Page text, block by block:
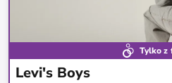
Tylko z
Levi's Boys